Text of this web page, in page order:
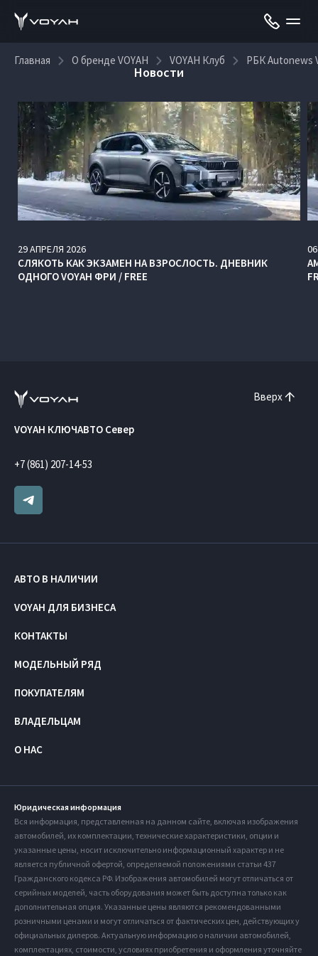
Главная О бренде VOYAH VOYAH Клуб РБК Autonews
Новости
29АПРЕЛЯ 2026
СЛЯКОТЬ КАК ЭКЗАМЕН НА ВЗРОСЛОСТЬ. ДНЕВНИК
ОДНОГО VOYAH ФРИ / FREE
06
Вверх
VOYAH КЛЮЧАВТО Север
+7 (861) 207-14-53
АВТО В НАЛИЧИИ
VOYAH ДЛЯ БИЗНЕСА
КОНТАКТЫ
МОДЕЛЬНЫЙ РЯД
ПОКУПАТЕЛЯМ
ВЛАДЕЛЬЦАМ
О НАС
Юридическая информация
Вся информация, представленная на данном сайте, включая изображения
автомобилей, их комплектации, технические характеристики, опции и
указанные цены, носит исключительно информационный характер и не
является публичной офертой, определяемой положениями статьи 437
Гражданского кодекса РФ. Изображения автомобилей могут отличаться от
серийных моделей, часть оборудования может быть доступна только как
дополнительная опция. Указанные цены являются рекомендованными
розничными ценами и могут отличаться от фактических цен, действующих у
официальных дилеров. Актуальную информацию о наличии автомобилей,
комплектациях, стоимости, условиях приобретения и оформления уточняйте